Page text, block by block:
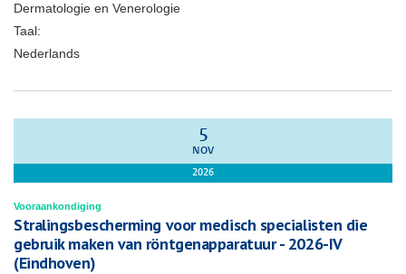
Dermatologie en Venerologie
Taal:
Nederlands
5
NOV
2026
Vooraankondiging
Stralingsbescherming voor medisch specialisten die
gebruik maken van röntgenapparatuur - 2026-IV
(Eindhoven)